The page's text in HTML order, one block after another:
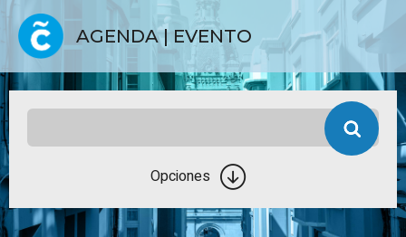
AGENDA | EVENTO
Opciones